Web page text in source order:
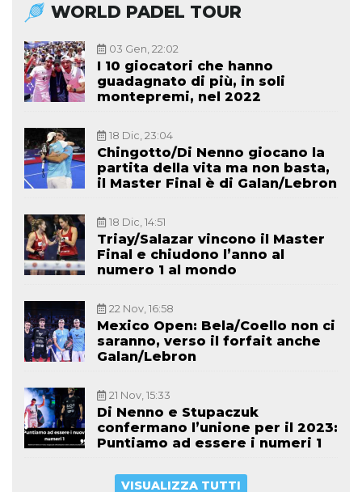
WORLD PADEL TOUR
03 Gen, 22:02
I 10 giocatori che hanno
guadagnato di più, in soli
montepremi, nel 2022
18 Dic, 23:04
Chingotto/Di Nenno giocano la
partita della vita ma non basta,
il Master Final è di Galan/Lebron
18 Dic, 14:51
Triay/Salazar vincono il Master
Final e chiudono l’anno al
numero 1 al mondo
22 Nov, 16:58
Mexico Open: Bela/Coello non ci
saranno, verso il forfait anche
Galan/Lebron
21 Nov, 15:33
Di Nenno e Stupaczuk
confermano l’unione per il 2023:
Puntiamo ad essere i numeri 1
VISUALIZZA TUTTI